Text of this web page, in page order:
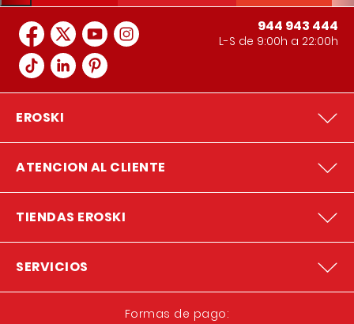
944 943 444
L-S de 9:00h a 22:00h
EROSKI
ATENCION AL CLIENTE
TIENDAS EROSKI
SERVICIOS
Formas de pago: